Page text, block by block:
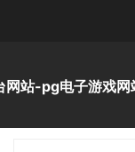
网站-pg电子游戏网